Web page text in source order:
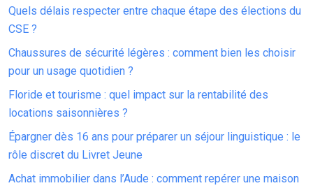
Quels délais respecter entre chaque étape des élections du
CSE ?
Chaussures de sécurité légères : comment bien les choisir
pour un usage quotidien ?
Floride et tourisme : quel impact sur la rentabilité des
locations saisonnières ?
Épargner dès 16 ans pour préparer un séjour linguistique : le
rôle discret du Livret Jeune
Achat immobilier dans l’Aude : comment repérer une maison